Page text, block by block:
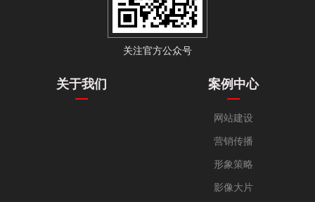
关注官方公众号
关于我们 案例中心
网站建设
营销传播
形象策略
影像大片